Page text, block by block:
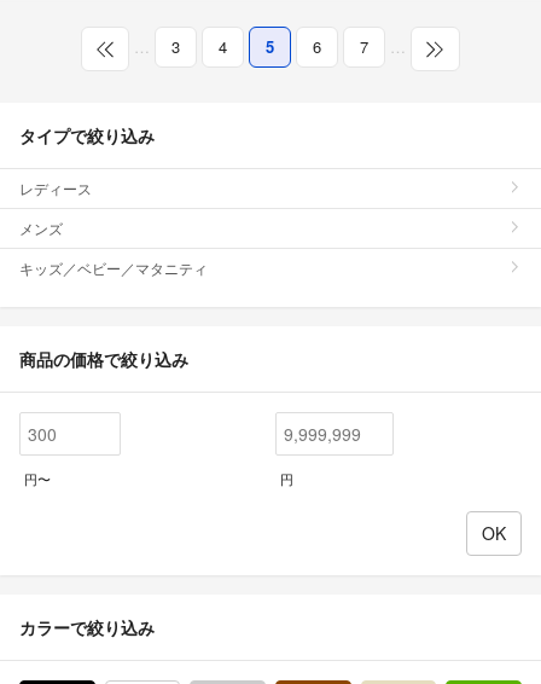
… 3 4 5 6 7 …
タイプで絞り込み
レディース
メンズ
キッズ／ベビー／マタニティ
商品の価格で絞り込み
円〜 円
カラーで絞り込み